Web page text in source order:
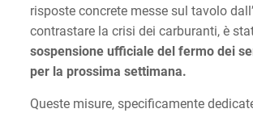
risposte concrete messe sul tavolo
contrastare la crisi dei carburanti, è
sospensione ufficiale del fermo dei
per la prossima settimana.
Queste misure, specificamente